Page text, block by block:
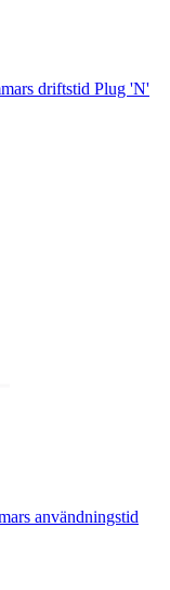
driftstid Plug 'N'
användningstid